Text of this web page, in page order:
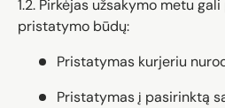
1.2. Pirkėjas užsakymo metu
pristatymo būdų:
Pristatymas kurjeriu
Pristatymas į pasirinktą